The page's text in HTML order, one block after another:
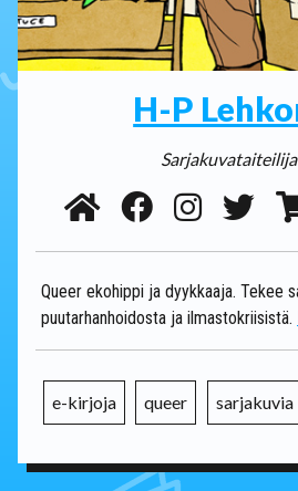
H-P
Sarjakuvataiteilija
Queer ekohippi ja dyykkaaja. Tekee
puutarhanhoidosta ja ilmastokriisistä.
e-kirjoja queer sarjakuvia